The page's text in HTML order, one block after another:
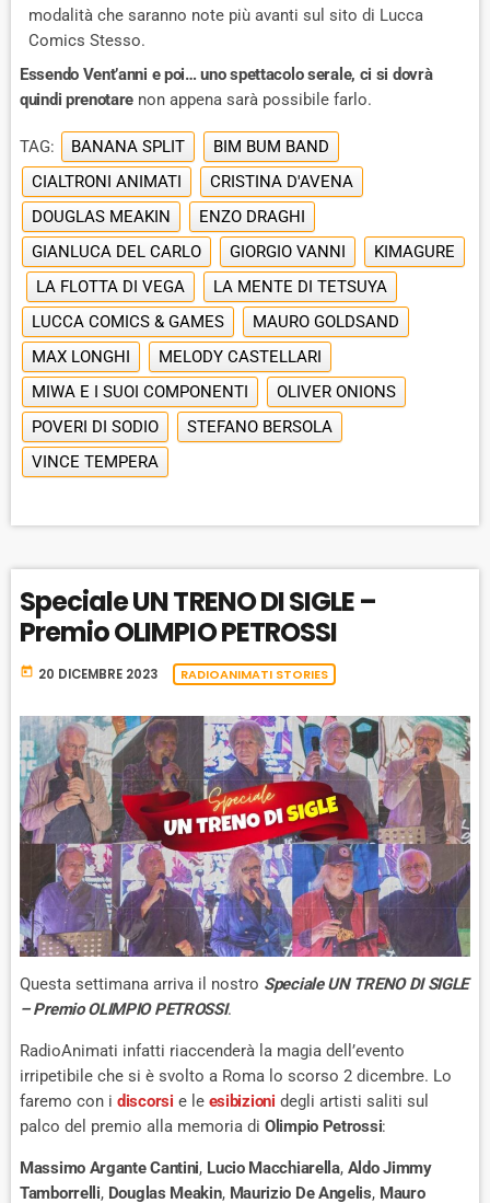
modalità che saranno note più avanti sul sito di Lucca
Comics Stesso.
Essendo Vent’anni e poi… uno spettacolo serale, ci si dovrà
quindi prenotare non appena sarà possibile farlo.
TAG: BANANA SPLIT
BIM BUM BAND
CIALTRONI ANIMATI
CRISTINA D'AVENA
DOUGLAS MEAKIN
ENZO DRAGHI
GIANLUCA DEL CARLO
GIORGIO VANNI
KIMAGURE
LA FLOTTA DI VEGA
LA MENTE DI TETSUYA
LUCCA COMICS & GAMES
MAURO GOLDSAND
MAX LONGHI
MELODY CASTELLARI
MIWA E I SUOI COMPONENTI
OLIVER ONIONS
POVERI DI SODIO
STEFANO BERSOLA
VINCE TEMPERA
Speciale UN TRENO DI SIGLE –
Premio OLIMPIO PETROSSI
today 20 DICEMBRE 2023 RADIOANIMATI STORIES
Questa settimana arriva il nostro Speciale UN TRENO DI SIGLE
– Premio OLIMPIO PETROSSI.
RadioAnimati infatti riaccenderà la magia dell’evento
irripetibile che si è svolto a Roma lo scorso 2 dicembre. Lo
faremo con i discorsi e le esibizioni degli artisti saliti sul
palco del premio alla memoria di Olimpio Petrossi:
Massimo Argante Cantini, Lucio Macchiarella, Aldo Jimmy
Tamborrelli, Douglas Meakin, Maurizio De Angelis, Mauro